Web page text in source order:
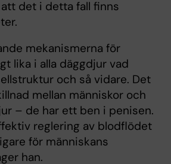
det i detta fall finns
mekanismerna för
lika i alla däggdjur vad
och så vidare. Det
mellan människor och
– de har ett ben i penisen.
reglering av blodflödet
för människans
han.